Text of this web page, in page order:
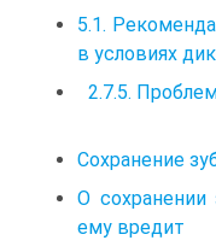
5.1.
в условиях
2.7.5.
Сохранение
О сохранении
ему вредит